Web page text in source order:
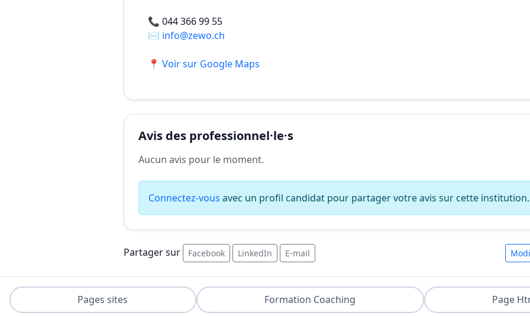
📞 044 366 99 55
✉️ info@zewo.ch
📍 Voir sur Google Maps
Avis des professionnel·le·s
Aucun avis pour le moment.
Connectez-vous avec un profil candidat pour partager votre avis sur cette institution.
Partager sur Facebook LinkedIn E-mail
Pages sites Formation Coaching Page